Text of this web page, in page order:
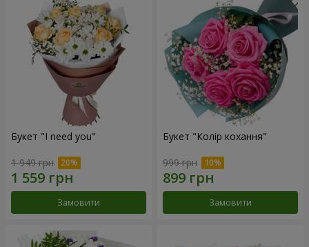
Букет "I need you"
1 949 грн
Замовити
Букет "Колір кохання"
999 грн
Замовити